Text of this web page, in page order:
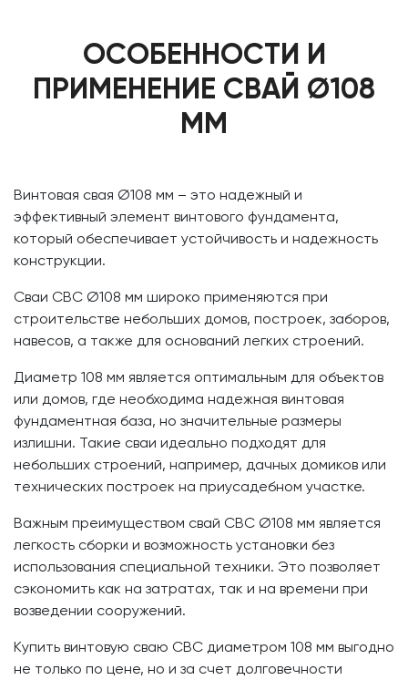
ОСОБЕННОСТИ И
ПРИМЕНЕНИЕ СВАЙ Ø108
ММ
Винтовая свая Ø108 мм – это надежный и
эффективный элемент винтового фундамента,
который обеспечивает устойчивость и надежность
конструкции.
Сваи СВС Ø108 мм широко применяются при
строительстве небольших домов, построек, заборов,
навесов, а также для оснований легких строений.
Диаметр 108 мм является оптимальным для объектов
или домов, где необходима надежная винтовая
фундаментная база, но значительные размеры
излишни. Такие сваи идеально подходят для
небольших строений, например, дачных домиков или
технических построек на приусадебном участке.
Важным преимуществом свай СВС Ø108 мм является
легкость сборки и возможность установки без
использования специальной техники. Это позволяет
сэкономить как на затратах, так и на времени при
возведении сооружений.
Купить винтовую сваю СВС диаметром 108 мм выгодно
не только по цене, но и за счет долговечности